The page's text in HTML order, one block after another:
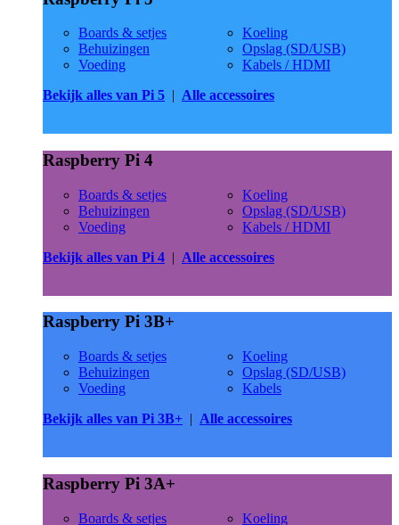
Boards & setjes
Behuizingen
Voeding
Koeling
Opslag (SD/USB)
Kabels / HDMI
Bekijk alles van Pi 5 | Alle accessoires
Raspberry Pi 4
Boards & setjes
Behuizingen
Voeding
Koeling
Opslag (SD/USB)
Kabels / HDMI
Bekijk alles van Pi 4 | Alle accessoires
Raspberry Pi 3B+
Boards & setjes
Behuizingen
Voeding
Koeling
Opslag (SD/USB)
Kabels
Bekijk alles van Pi 3B+ | Alle accessoires
Raspberry Pi 3A+
Boards & setjes
Koeling